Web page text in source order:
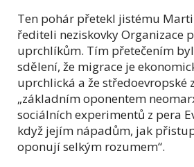
Ten pohár přetekl jistému
řediteli neziskovky Organizace
uprchlíkům. Tím přetečením
sdělení, že migrace je
uprchlická a že středoevropské
„základním oponentem
sociálních experimentů z pera
když jejím nápadům, jak
oponují selkým rozumem“.